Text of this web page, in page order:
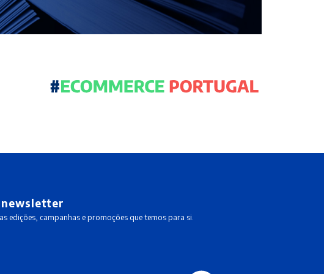
newsletter
edições, campanhas e promoções que temos para si.